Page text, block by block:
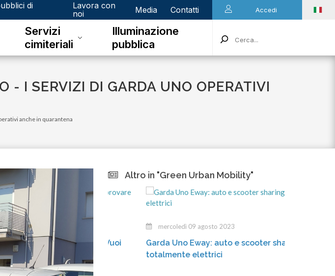
di
Lavora con
noi
Media Contatti Accedi
Servizi
cimiteriali
Illuminazione
pubblica
- I SERVIZI DI GARDA UNO OPERATIVI
anche in quarantena
Altro in "Green Urban Mobility"
ricaricarla? Vuoi
come fare?
mercoledì 09 agosto 2023
Garda Uno Eway: auto e scooter sharing
totalmente elettrici